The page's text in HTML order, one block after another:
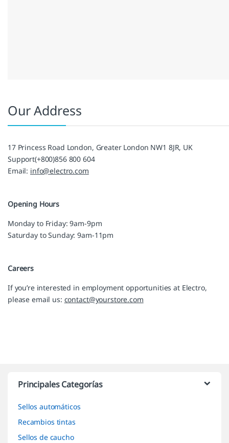
Our Address
17 Princess Road London, Greater London NW1 8JR, UK
Support(+800)856 800 604
Email: info@electro.com
Opening Hours
Monday to Friday: 9am-9pm
Saturday to Sunday: 9am-11pm
Careers
If you’re interested in employment opportunities at Electro,
please email us: contact@yourstore.com
Principales Categorías
Sellos automáticos
Recambios tintas
Sellos de caucho